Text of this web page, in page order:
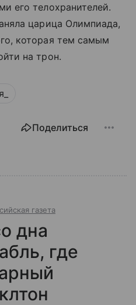
его телохранителей.
царица Олимпиада,
которая тем самым
на трон.
Поделиться
газета
дна
где